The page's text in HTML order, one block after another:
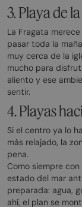
3. Playa de
La Fragata
pasar toda la
muy cerca de la
mucho para
aliento y ese
sentir.
4. Playas
Si el centro ya lo
más relajado, la
pena.
Como siempre
estado del mar
preparada: agua,
ahí, el plan se